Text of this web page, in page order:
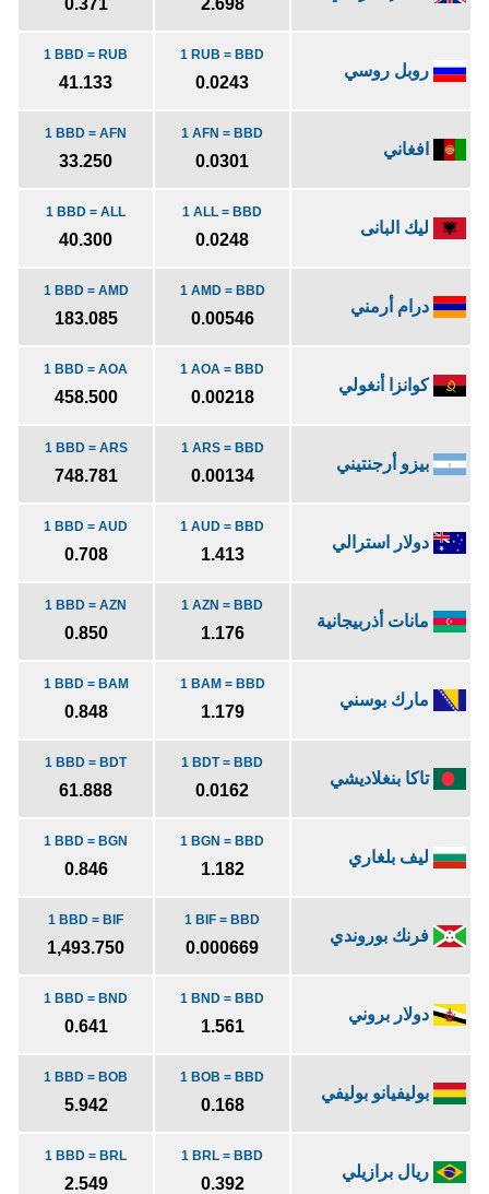
2.698
0.371
روبل روسي
1 RUB = BBD
0.0243
1 BBD = RUB
41.133
افغاني
1 AFN = BBD
0.0301
1 BBD = AFN
33.250
ليك البانى
1 ALL = BBD
0.0248
1 BBD = ALL
40.300
درام أرمني
1 AMD = BBD
0.00546
1 BBD = AMD
183.085
كوانزا أنغولي
1 AOA = BBD
0.00218
1 BBD = AOA
458.500
بيزو أرجنتيني
1 ARS = BBD
0.00134
1 BBD = ARS
748.781
دولار استرالي
1 AUD = BBD
1.413
1 BBD = AUD
0.708
مانات أذربيجانية
1 AZN = BBD
1.176
1 BBD = AZN
0.850
مارك بوسني
1 BAM = BBD
1.179
1 BBD = BAM
0.848
تاكا بنغلاديشي
1 BDT = BBD
0.0162
1 BBD = BDT
61.888
ليف بلغاري
1 BGN = BBD
1.182
1 BBD = BGN
0.846
فرنك بوروندي
1 BIF = BBD
0.000669
1 BBD = BIF
1,493.750
دولار بروني
1 BND = BBD
1.561
1 BBD = BND
0.641
بوليفيانو بوليفي
1 BOB = BBD
0.168
1 BBD = BOB
5.942
ريال برازيلي
1 BRL = BBD
0.392
1 BBD = BRL
2.549